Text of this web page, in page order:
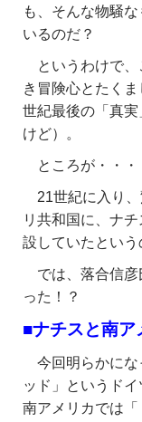
も、そんな物騒
いるのだ？
というわけで
き冒険心とたく
世紀最後の「真
けど）。
ところが・・・
21世紀に入り
リ共和国に、ナ
設していたという
では、落合信
った！？
■ナチスと南ア
今回明らかに
ッド」というドイ
南アメリカでは「